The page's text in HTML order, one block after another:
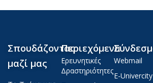
Σπουδάζοντας
μαζί μας
Περιεχόμενα
Ερευνητικές
Δραστηριότητες
Webmail
E-Univercity